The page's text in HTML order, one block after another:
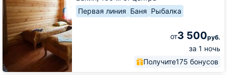
Первая линия Баня Рыбалка
от3 500руб.
за 1 ночь
Получите175 бонусов